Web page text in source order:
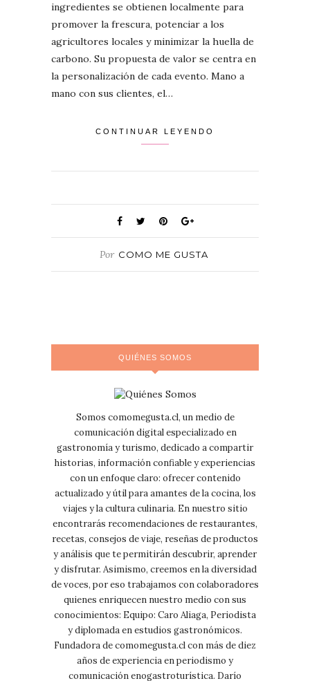
ingredientes se obtienen localmente para
promover la frescura, potenciar a los
agricultores locales y minimizar la huella de
carbono. Su propuesta de valor se centra en
la personalización de cada evento. Mano a
mano con sus clientes, el…
CONTINUAR LEYENDO
Por COMO ME GUSTA
QUIÉNES SOMOS
Somos comomegusta.cl, un medio de
comunicación digital especializado en
gastronomía y turismo, dedicado a compartir
historias, información confiable y experiencias
con un enfoque claro: ofrecer contenido
actualizado y útil para amantes de la cocina, los
viajes y la cultura culinaria. En nuestro sitio
encontrarás recomendaciones de restaurantes,
recetas, consejos de viaje, reseñas de productos
y análisis que te permitirán descubrir, aprender
y disfrutar. Asimismo, creemos en la diversidad
de voces, por eso trabajamos con colaboradores
quienes enriquecen nuestro medio con sus
conocimientos: Equipo: Caro Aliaga, Periodista
y diplomada en estudios gastronómicos.
Fundadora de comomegusta.cl con más de diez
años de experiencia en periodismo y
comunicación enogastroturística. Darío